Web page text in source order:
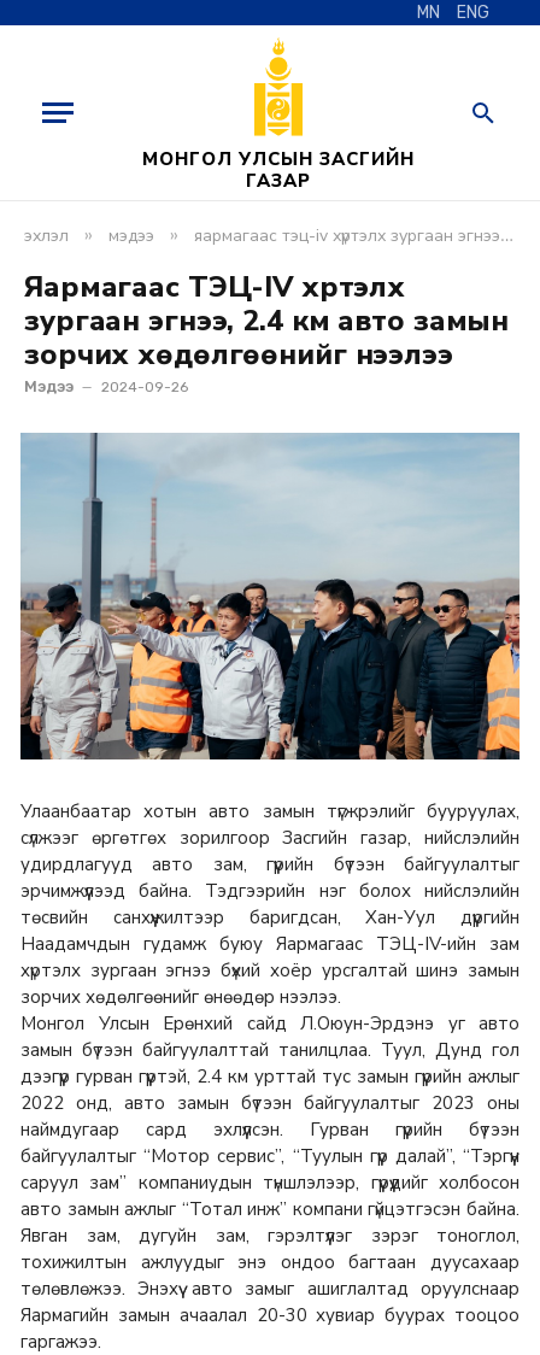
MN ENG
МОНГОЛ УЛСЫН ЗАСГИЙН
ГАЗАР
эхлэл » мэдээ » яармагаас тэц-iv хүртэлх зургаан эгнээ, 2.4 км авто замын зорчих хөдөлгөөнийг нээлээ
Яармагаас ТЭЦ-IV хүртэлх
зургаан эгнээ, 2.4 км авто замын
зорчих хөдөлгөөнийг нээлээ
Мэдээ 2024-09-26
Улаанбаатар хотын авто замын түгжрэлийг бууруулах,
сүлжээг өргөтгөх зорилгоор Засгийн газар, нийслэлийн
удирдлагууд авто зам, гүүрийн бүтээн байгуулалтыг
эрчимжүүлээд байна. Тэдгээрийн нэг болох нийслэлийн
төсвийн санхүүжилтээр баригдсан, Хан-Уул дүүргийн
Наадамчдын гудамж буюу Яармагаас ТЭЦ-IV-ийн зам
хүртэлх зургаан эгнээ бүхий хоёр урсгалтай шинэ замын
зорчих хөдөлгөөнийг өнөөдөр нээлээ.
Монгол Улсын Ерөнхий сайд Л.Оюун-Эрдэнэ уг авто
замын бүтээн байгуулалттай танилцлаа. Туул, Дунд гол
дээгүүр гурван гүүртэй, 2.4 км урттай тус замын гүүрийн ажлыг
2022 онд, авто замын бүтээн байгуулалтыг 2023 оны
наймдугаар сард эхлүүлсэн. Гурван гүүрийн бүтээн
байгуулалтыг “Мотор сервис”, “Туулын гүүр далай”, “Тэргүүн
саруул зам” компаниудын түншлэлээр, гүүрүүдийг холбосон
авто замын ажлыг “Тотал инж” компани гүйцэтгэсэн байна.
Явган зам, дугуйн зам, гэрэлтүүлэг зэрэг тоноглол,
тохижилтын ажлуудыг энэ ондоо багтаан дуусахаар
төлөвлөжээ. Энэхүү авто замыг ашиглалтад оруулснаар
Яармагийн замын ачаалал 20-30 хувиар буурах тооцоо
гаргажээ.